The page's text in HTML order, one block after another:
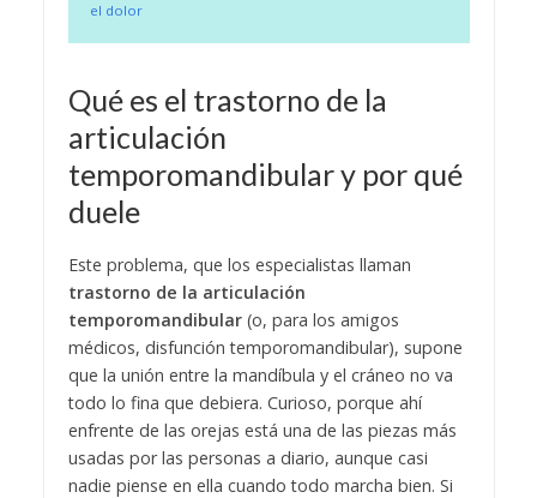
el dolor
Qué es el trastorno de la
articulación
temporomandibular y por qué
duele
Este problema, que los especialistas llaman
trastorno de la articulación
temporomandibular(o, para los amigos
médicos, disfunción temporomandibular), supone
que la unión entre la mandíbula y el cráneo no va
todo lo fina que debiera. Curioso, porque ahí
enfrente de las orejas está una de las piezas más
usadas por las personas a diario, aunque casi
nadie piense en ella cuando todo marcha bien. Si